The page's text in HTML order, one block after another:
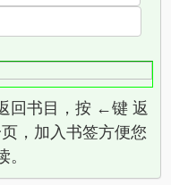
回书目，按 ←键 返
，加入书签方便您
。